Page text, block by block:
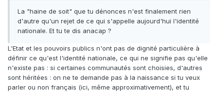
La "haine de soit" que tu dénonces n'est finalement rien
d'autre qu'un rejet de ce qui s'appelle aujourd'hui l'identité
nationale. Et tu te dis anacap ?
L'Etat et les pouvoirs publics n'ont pas de dignité particulière à
définir ce qu'est l'identité nationale, ce qui ne signifie pas qu'elle
n'existe pas : si certaines communautés sont choisies, d'autres
sont héritées : on ne te demande pas à la naissance si tu veux
parler ou non français (ici, même approximativement), et tu